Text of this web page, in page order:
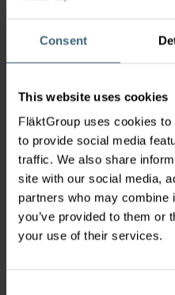
Consent
This website uses cookies
FläktGroup uses cookies
to provide social media
traffic. We also share
site with our social media,
partners who may combine
you’ve provided to them or
your use of their services.